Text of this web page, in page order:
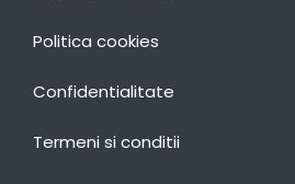
Politica cookies
Confidentialitate
Termeni si conditii